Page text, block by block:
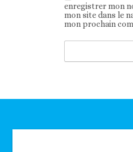
enregistrer mon
mon site dans le
mon prochain